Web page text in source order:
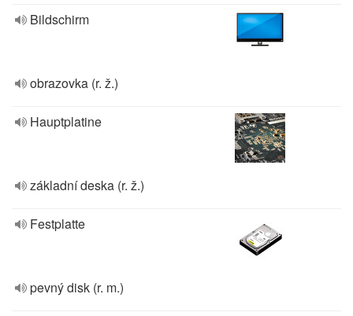
Bildschirm
obrazovka (r. ž.)
Hauptplatine
základní deska (r. ž.)
Festplatte
pevný disk (r. m.)